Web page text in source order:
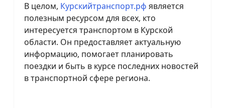
В целом, Курскийтранспорт.рф является
полезным ресурсом для всех, кто
интересуется транспортом в Курской
области. Он предоставляет актуальную
информацию, помогает планировать
поездки и быть в курсе последних новостей
в транспортной сфере региона.